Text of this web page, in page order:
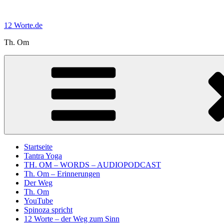
springen
12 Worte.de
Th. Om
Startseite
Tantra Yoga
TH. OM – WORDS – AUDIOPODCAST
Th. Om – Erinnerungen
Der Weg
Th. Om
YouTube
Spinoza spricht
12 Worte – der Weg zum Sinn